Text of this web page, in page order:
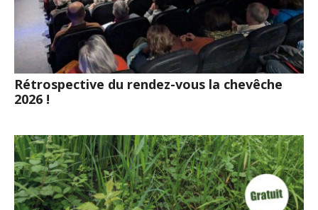
Rétrospective du rendez-vous la chevêche
2026 !